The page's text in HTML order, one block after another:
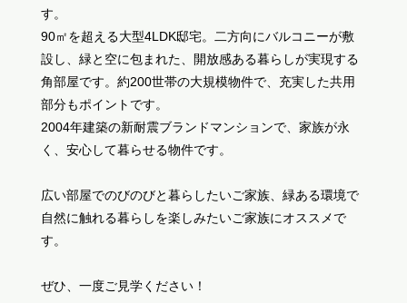
す。
90㎡を超える大型4LDK邸宅。二方向にバルコニーが敷
設し、緑と空に包まれた、開放感ある暮らしが実現する
角部屋です。約200世帯の大規模物件で、充実した共用
部分もポイントです。
2004年建築の新耐震ブランドマンションで、家族が永
く、安心して暮らせる物件です。
広い部屋でのびのびと暮らしたいご家族、緑ある環境で
自然に触れる暮らしを楽しみたいご家族にオススメで
す。
ぜひ、一度ご見学ください！